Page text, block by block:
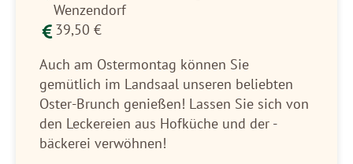
Wenzendorf
39,50 €
Auch am Ostermontag können Sie
gemütlich im Landsaal unseren beliebten
Oster-Brunch genießen! Lassen Sie sich von
den Leckereien aus Hofküche und der -
bäckerei verwöhnen!